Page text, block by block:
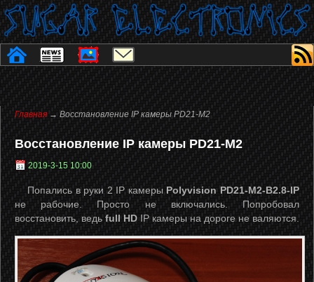
Главная→ Восстановление IP камеры PD21-M2
Восстановление IP камеры PD21-M2
2019-3-15 10:00
Попались в руки 2 IP камеры Polyvision PD21-M2-B2.8-IP
не рабочие. Просто не включались. Попробовал
восстановить, ведь full HD IP камеры на дороге не валяются.